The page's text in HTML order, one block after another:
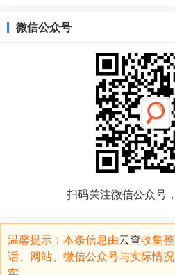
微信公众号
扫码关注微信公众号
温馨提示：本条信息由云查收集
话、网站、微信公众号与实际情